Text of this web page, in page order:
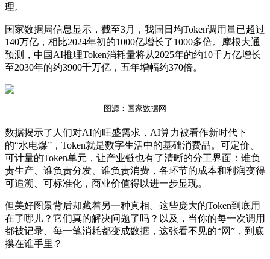
理。
国家数据局信息显示，截至3月，我国日均Token调用量已超过
140万亿，相比2024年初的1000亿增长了1000多倍。摩根大通
预测，中国AI推理Token消耗量将从2025年的约10千万亿增长
至2030年的约3900千万亿，五年增幅约370倍。
图源：国家数据网
数据揭示了人们对AI的旺盛需求，AI算力被看作新时代下
的“水电煤”，Token就是数字生活中的基础消费品。可定价、
可计量的Token单元，让产业链也有了清晰的分工界面：谁负
责生产、谁负责分发、谁负责消费，各环节的成本和利润变得
可追溯、可标准化，商业价值得以进一步显现。
但美好图景背后却藏着另一种真相。这些庞大的Token到底用
在了哪儿？它们真的解决问题了吗？以及，当你的每一次调用
都被记录、每一笔消耗都变成数据，这张看不见的“网”，到底
攥在谁手里？